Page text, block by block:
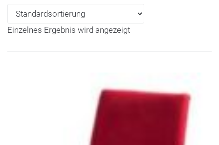
Einzelnes Ergebnis wird angezeigt